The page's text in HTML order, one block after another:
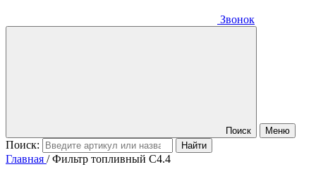
Звонок
Поиск Меню
Поиск:
Главная /Фильтр топливный С4.4